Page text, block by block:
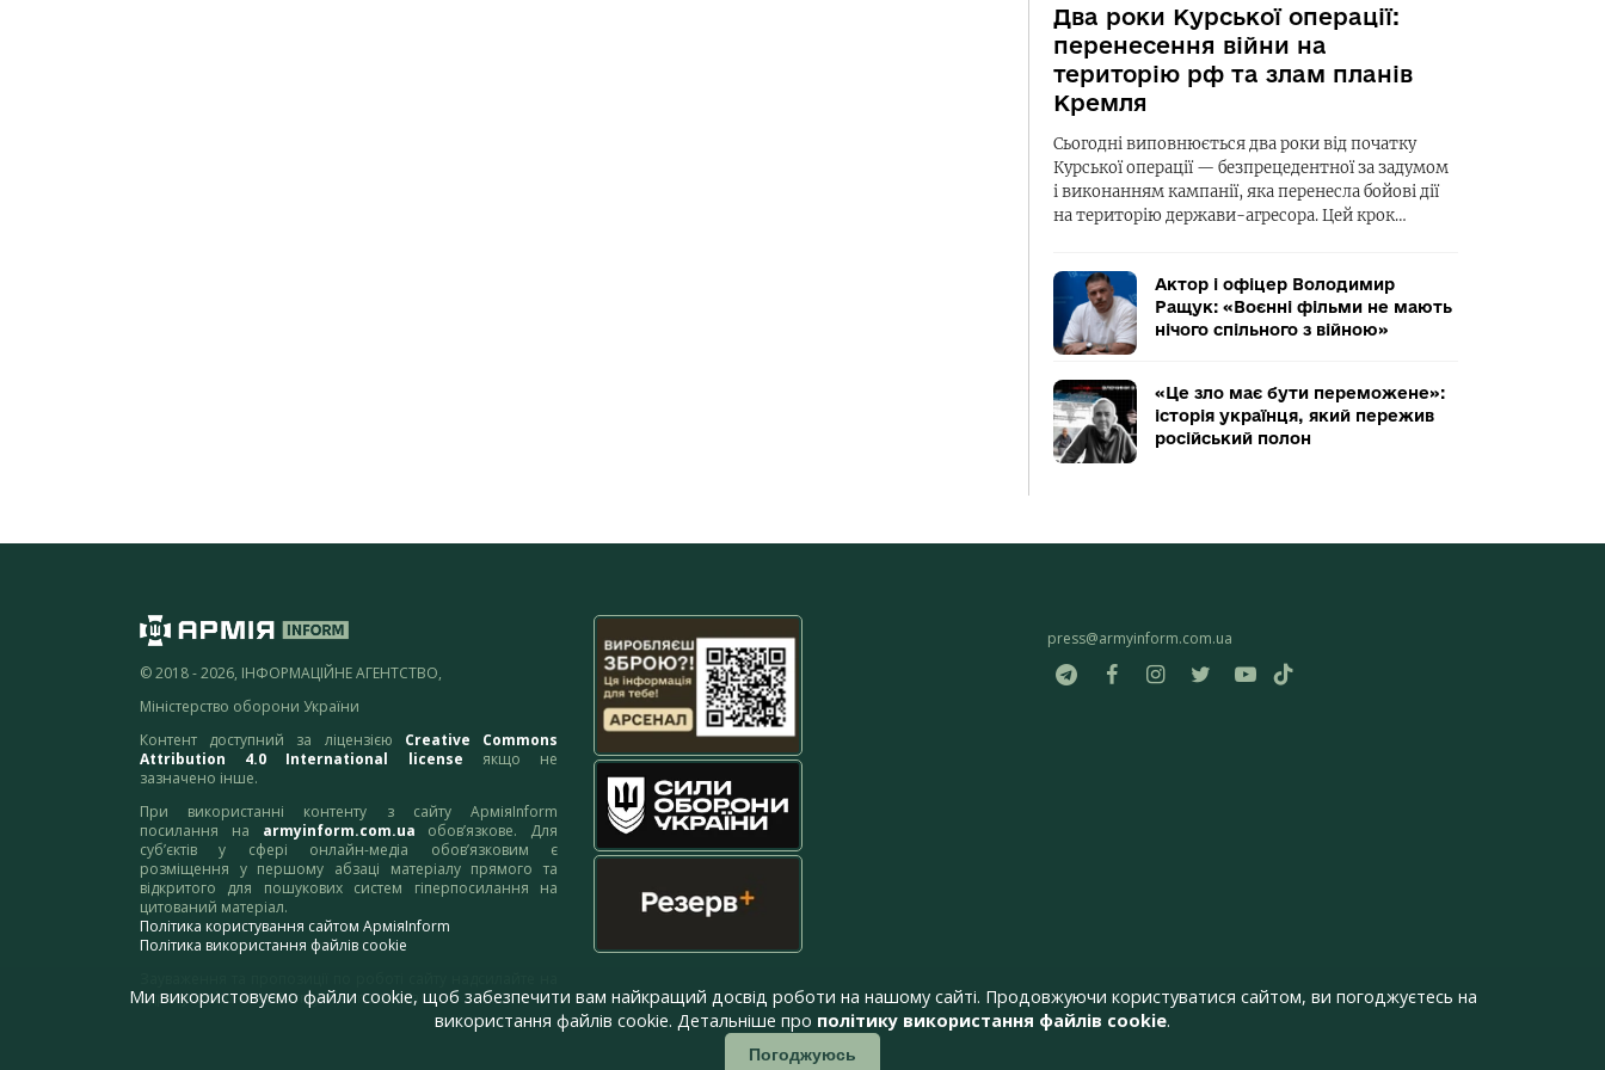
Два роки Курської операції:
перенесення війни на
територію рф та злам планів
Кремля
Сьогодні виповнюється два роки від початку
Курської операції — безпрецедентної за задумом
і виконанням кампанії, яка перенесла бойові дії
на територію держави-агресора. Цей крок…
Актор і офіцер Володимир
Ращук: «Воєнні фільми не мають
нічого спільного з війною»
«Це зло має бути переможене»:
історія українця, який пережив
російський полон
© 2018 - 2026, ІНФОРМАЦІЙНЕ АГЕНТСТВО,
Міністерство оборони України
Контент доступний за ліцензією Creative Commons
Attribution 4.0 International license якщо не
зазначено інше.
При використанні контенту з сайту АрміяInform
посилання на armyinform.com.ua обов’язкове. Для
суб’єктів у сфері онлайн-медіа обов’язковим є
розміщення у першому абзаці матеріалу прямого та
відкритого для пошукових систем гіперпосилання на
цитований матеріал.
Політика користування сайтом АрміяInform
Політика використання файлів cookie
адресу:webmaster@armyinform.com.ua
press@armyinform.com.ua
Ми використовуємо файли cookie, щоб забезпечити вам найкращий досвід роботи на нашому сайті. Продовжуючи користуватися сайтом, ви погоджуєтесь на
використання файлів cookie. Детальніше про політику використання файлів cookie.
Погоджуюсь